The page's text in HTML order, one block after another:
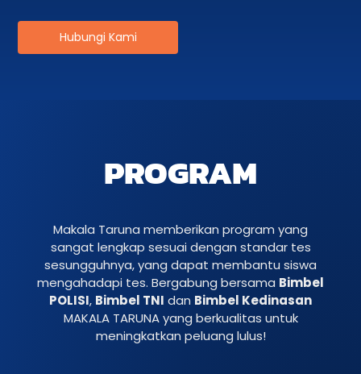
Hubungi Kami
PROGRAM
Makala Taruna memberikan program yang
sangat lengkap sesuai dengan standar tes
sesungguhnya, yang dapat membantu siswa
mengahadapi tes. Bergabung bersama Bimbel
POLISI, Bimbel TNI dan Bimbel Kedinasan
MAKALA TARUNA yang berkualitas untuk
meningkatkan peluang lulus!